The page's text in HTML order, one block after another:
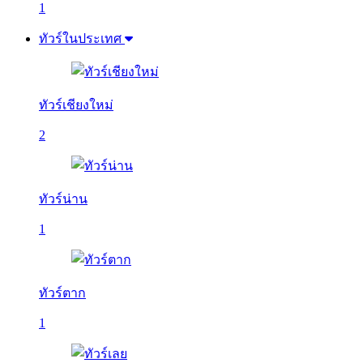
1
ทัวร์ในประเทศ
ทัวร์เชียงใหม่
2
ทัวร์น่าน
1
ทัวร์ตาก
1